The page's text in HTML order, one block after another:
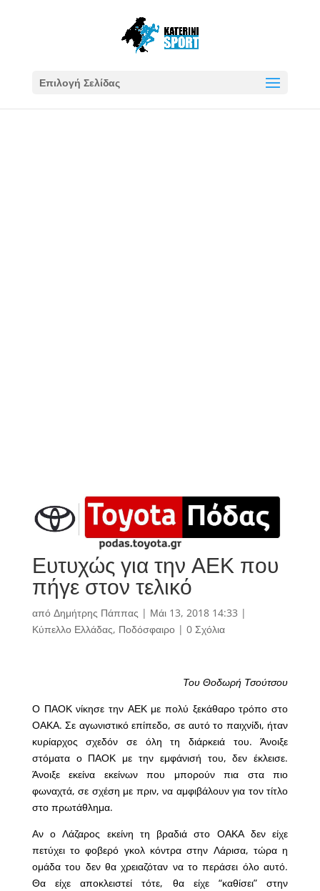
Επιλογή Σελίδας
Ευτυχώς για την ΑΕΚ που
πήγε στον τελικό
από Δημήτρης Πάππας | Μάι 13, 2018 14:33 |
Κύπελλο Ελλάδας, Ποδόσφαιρο| 0 Σχόλια
Του Θοδωρή Τσούτσου
Ο ΠΑΟΚ νίκησε την ΑΕΚ με πολύ ξεκάθαρο τρόπο στο
ΟΑΚΑ. Σε αγωνιστικό επίπεδο, σε αυτό το παιχνίδι, ήταν
κυρίαρχος σχεδόν σε όλη τη διάρκειά του. Άνοιξε
στόματα ο ΠΑΟΚ με την εμφάνισή του, δεν έκλεισε.
Άνοιξε εκείνα εκείνων που μπορούν πια στα πιο
φωναχτά, σε σχέση με πριν, να αμφιβάλουν για τον τίτλο
στο πρωτάθλημα.
Αν ο Λάζαρος εκείνη τη βραδιά στο ΟΑΚΑ δεν είχε
πετύχει το φοβερό γκολ κόντρα στην Λάρισα, τώρα η
ομάδα του δεν θα χρειαζόταν να το περάσει όλο αυτό.
Θα είχε αποκλειστεί τότε, θα είχε “καθίσει” στην